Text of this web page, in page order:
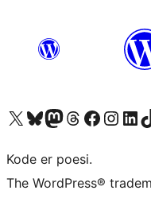
Besøg vores X (tidligere Twitter) konto
Besøg vores Bluesky-konto
Besøg vores Mastodon konto
Besøg vores Threads-konto
Besøg vores Facebook sideBesøg vores Instagram konto
Besøg vores
Kode er poesi.
The WordPress®